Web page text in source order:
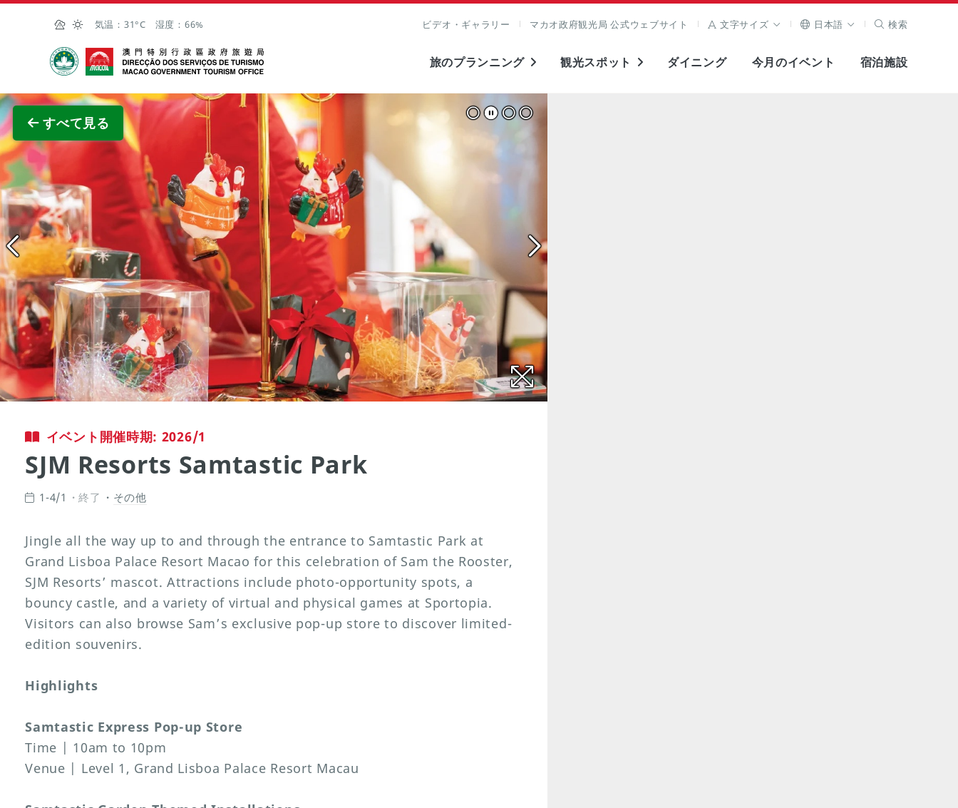
Skip to Main Content
気温： 31°C 湿度： 66% ビデオ・ギャラリー マカオ政府観光局 公式ウェブサイト 文字サイズ 日本語 検索
マカオ政府観光局
旅のプランニング 観光スポット ダイニング 今月のイベント 宿泊施設
すべて見る
全画面表示
イベント開催時期: 2026/1
SJM Resorts Samtastic Park
1-4/1 終了 その他
Jingle all the way up to and through the entrance to Samtastic Park at
Grand Lisboa Palace Resort Macao for this celebration of Sam the Rooster,
SJM Resorts’ mascot. Attractions include photo-opportunity spots, a
bouncy castle, and a variety of virtual and physical games at Sportopia.
Visitors can also browse Sam’s exclusive pop-up store to discover limited-
edition souvenirs.
Highlights
Samtastic Express Pop-up Store
Time | 10am to 10pm
Venue | Level 1, Grand Lisboa Palace Resort Macau